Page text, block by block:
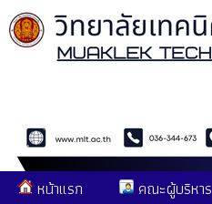
หน้าแรก คณะผู้บริหาร